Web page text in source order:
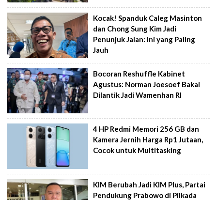
Kocak! Spanduk Caleg Masinton
dan Chong Sung Kim Jadi
Penunjuk Jalan: Ini yang Paling
Jauh
Bocoran Reshuffle Kabinet
Agustus: Norman Joesoef Bakal
Dilantik Jadi Wamenhan RI
4 HP Redmi Memori 256 GB dan
Kamera Jernih Harga Rp1 Jutaan,
Cocok untuk Multitasking
KIM Berubah Jadi KIM Plus, Partai
Pendukung Prabowo di Pilkada